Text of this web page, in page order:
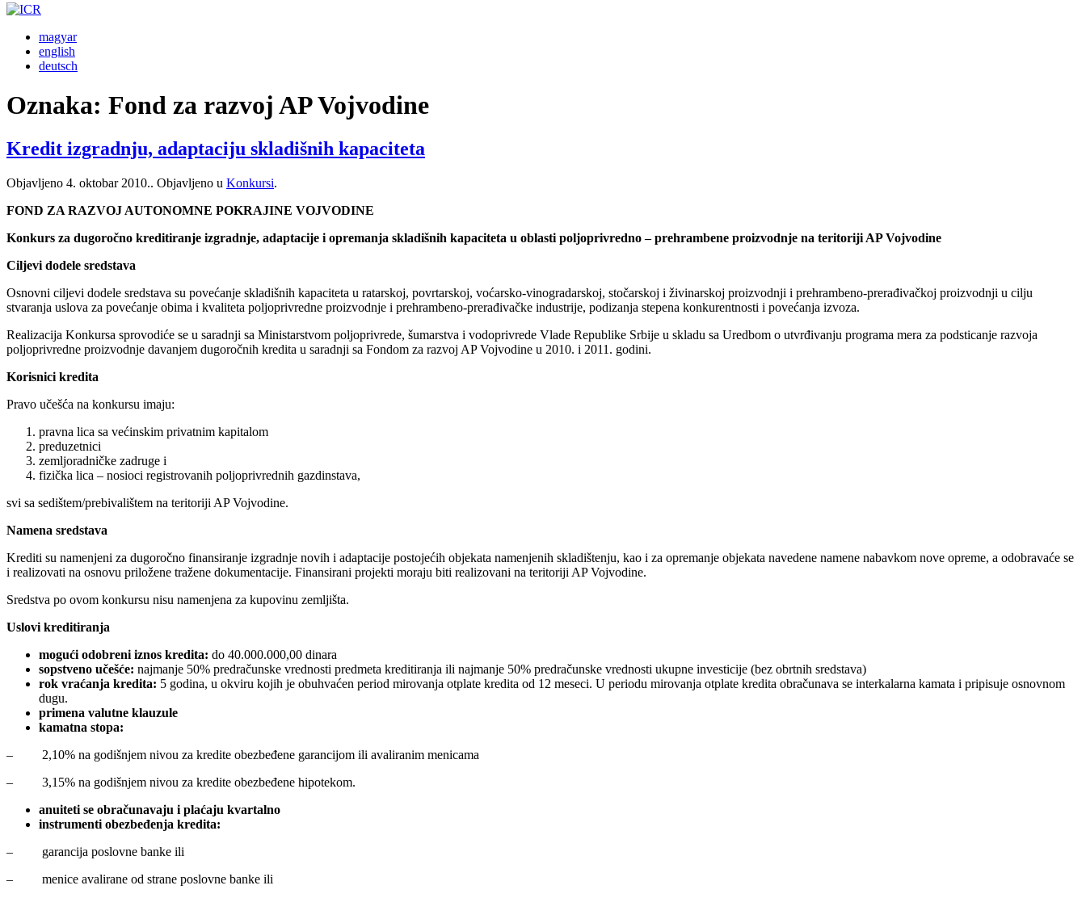
magyar
english
deutsch
Oznaka: Fond za razvoj AP Vojvodine
Kredit izgradnju, adaptaciju skladišnih kapaciteta
Objavljeno 4. oktobar 2010.. Objavljeno u Konkursi.
FOND ZA RAZVOJ AUTONOMNE POKRAJINE VOJVODINE
Konkurs za dugoročno kreditiranje izgradnje, adaptacije i opremanja skladišnih kapaciteta u oblasti poljoprivredno – prehrambene proizvodnje na teritoriji AP Vojvodine
Ciljevi dodele sredstava
Osnovni ciljevi dodele sredstava su povećanje skladišnih kapaciteta u ratarskoj, povrtarskoj, voćarsko-vinogradarskoj, stočarskoj i živinarskoj proizvodnji i prehrambeno-prerađivačkoj proizvodnji u cilju
stvaranja uslova za povećanje obima i kvaliteta poljoprivredne proizvodnje i prehrambeno-prerađivačke industrije, podizanja stepena konkurentnosti i povećanja izvoza.
Realizacija Konkursa sprovodiće se u saradnji sa Ministarstvom poljoprivrede, šumarstva i vodoprivrede Vlade Republike Srbije u skladu sa Uredbom o utvrđivanju programa mera za podsticanje razvoja
poljoprivredne proizvodnje davanjem dugoročnih kredita u saradnji sa Fondom za razvoj AP Vojvodine u 2010. i 2011. godini.
Korisnici kredita
Pravo učešća na konkursu imaju:
pravna lica sa većinskim privatnim kapitalom
preduzetnici
zemljoradničke zadruge i
fizička lica – nosioci registrovanih poljoprivrednih gazdinstava,
svi sa sedištem/prebivalištem na teritoriji AP Vojvodine.
Namena sredstava
Krediti su namenjeni za dugoročno finansiranje izgradnje novih i adaptacije postojećih objekata namenjenih skladištenju, kao i za opremanje objekata navedene namene nabavkom nove opreme, a odobravaće se
i realizovati na osnovu priložene tražene dokumentacije. Finansirani projekti moraju biti realizovani na teritoriji AP Vojvodine.
Sredstva po ovom konkursu nisu namenjena za kupovinu zemljišta.
Uslovi kreditiranja
mogući odobreni iznos kredita: do 40.000.000,00 dinara
sopstveno učešće: najmanje 50% predračunske vrednosti predmeta kreditiranja ili najmanje 50% predračunske vrednosti ukupne investicije (bez obrtnih sredstava)
rok vraćanja kredita: 5 godina, u okviru kojih je obuhvaćen period mirovanja otplate kredita od 12 meseci. U periodu mirovanja otplate kredita obračunava se interkalarna kamata i pripisuje osnovnom
dugu.
primena valutne klauzule
kamatna stopa:
– 2,10% na godišnjem nivou za kredite obezbeđene garancijom ili avaliranim menicama
– 3,15% na godišnjem nivou za kredite obezbeđene hipotekom.
anuiteti se obračunavaju i plaćaju kvartalno
instrumenti obezbeđenja kredita:
– garancija poslovne banke ili
– menice avalirane od strane poslovne banke ili